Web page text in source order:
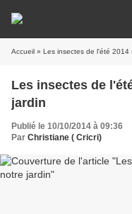
Accueil » Les insectes de l'été 2014
Les insectes de
jardin
Publié le 10/10/2014 à 09:36
Par Christiane ( Cricri)